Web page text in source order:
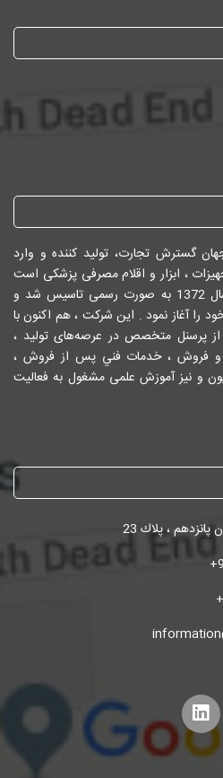
گسترش تجارت، تولید کننده و وارد
، ابزار و اقلام مصرفی پزشکی است
که در سال 1372 به صورت رسمی تاسیس شد و
را آغاز نمود . این شرکت ، هم اکنون با
از پرسنل متخصص در عرصه‌های تولید ،
و فروش ، خدمات فني پس از فروش ،
و نیز آموزش علمی مشغول به فعالیت
، پلاك 23